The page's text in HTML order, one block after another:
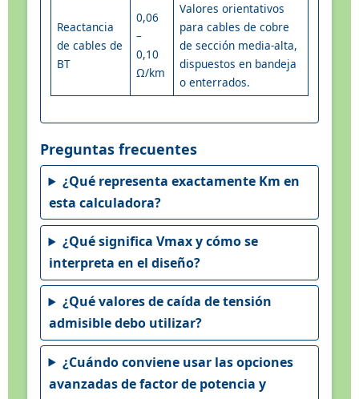
Reactancia
de cables de
BT
0,06
–
0,10
Ω/km
Valores orientativos
para cables de cobre
de sección media-alta,
dispuestos en bandeja
o enterrados.
Preguntas frecuentes
¿Qué representa exactamente Km en
esta calculadora?
¿Qué significa Vmax y cómo se
interpreta en el diseño?
¿Qué valores de caída de tensión
admisible debo utilizar?
¿Cuándo conviene usar las opciones
avanzadas de factor de potencia y